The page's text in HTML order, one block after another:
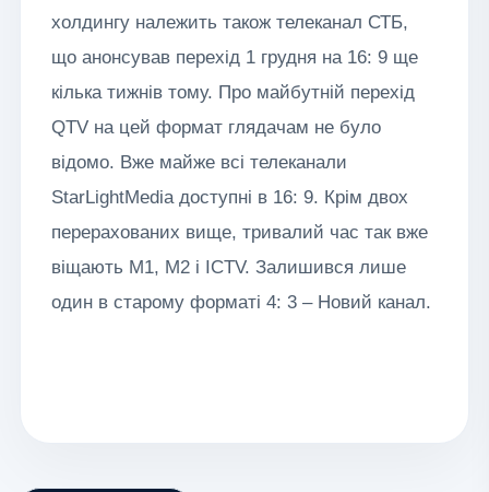
холдингу належить також телеканал СТБ,
що анонсував перехід 1 грудня на 16: 9 ще
кілька тижнів тому. Про майбутній перехід
QTV на цей формат глядачам не було
відомо. Вже майже всі телеканали
StarLightMedia доступні в 16: 9. Крім двох
перерахованих вище, тривалий час так вже
віщають М1, М2 і ICTV. Залишився лише
один в старому форматі 4: 3 – Новий канал.